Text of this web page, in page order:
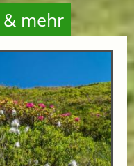
& mehr